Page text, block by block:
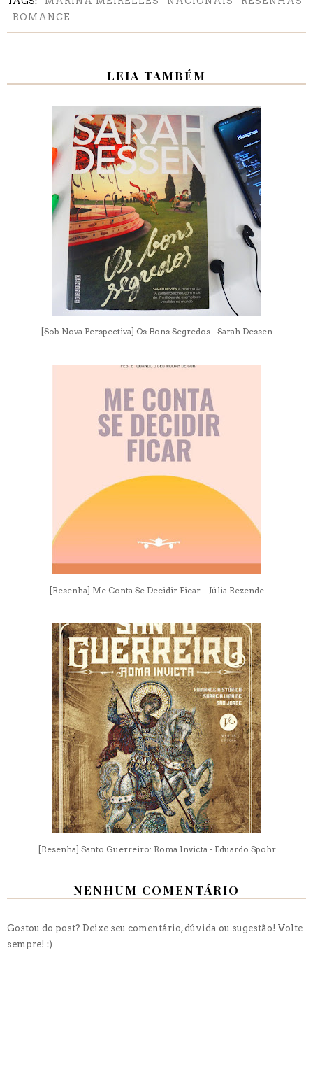
ROMANCE
LEIA TAMBÉM
[Sob Nova Perspectiva] Os Bons Segredos - Sarah Dessen
[Resenha] Me Conta Se Decidir Ficar – Júlia Rezende
[Resenha] Santo Guerreiro: Roma Invicta - Eduardo Spohr
NENHUM COMENTÁRIO
Gostou do post? Deixe seu comentário, dúvida ou sugestão! Volte
sempre! :)